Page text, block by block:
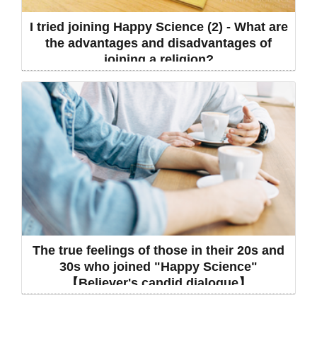
I tried joining Happy Science (2) - What are
the advantages and disadvantages of
joining a religion?
The true feelings of those in their 20s and
30s who joined "Happy Science"
【Believer's candid dialogue】